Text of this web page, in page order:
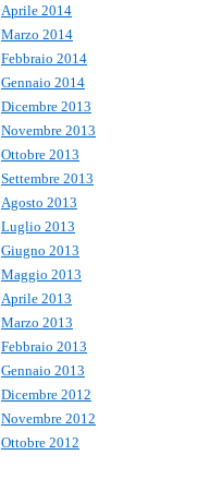
Aprile 2014
Marzo 2014
Febbraio 2014
Gennaio 2014
Dicembre 2013
Novembre 2013
Ottobre 2013
Settembre 2013
Agosto 2013
Luglio 2013
Giugno 2013
Maggio 2013
Aprile 2013
Marzo 2013
Febbraio 2013
Gennaio 2013
Dicembre 2012
Novembre 2012
Ottobre 2012